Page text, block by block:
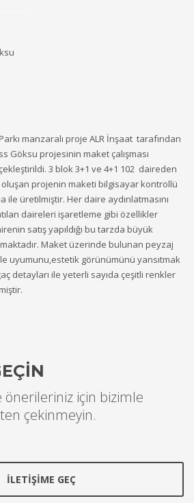
manzaralı proje ALR İnşaat tarafından
Göksu projesinin maket çalışması
3 blok 3+1 ve 4+1 102 daireden
projenin maketi bilgisayar kontrollü
ile üretilmiştir. Her daire aydınlatmasını
daireleri işaretleme gibi özellikler
satış yapıldığı bu tarzda büyük
Maket üzerinde bulunan peyzaj
uyumunu,estetik görünümünü yansıtmak
detayları ile yeterli sayıda çeşitli renkler
için bizimle
çekinmeyin.
İLETİŞİME GEÇ